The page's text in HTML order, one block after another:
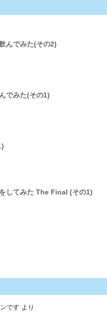
んでみた(その2)
でみた(その1)
)
してみた The Final (その1)
です より